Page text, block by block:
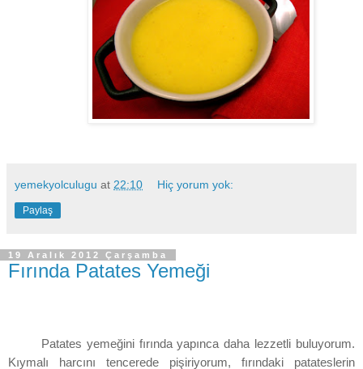
yemekyolculugu at 22:10 Hiç yorum yok:
Paylaş
19 Aralık 2012 Çarşamba
Fırında Patates Yemeği
Patates yemeğini fırında yapınca daha lezzetli buluyorum.
Kıymalı harcını tencerede pişiriyorum, fırındaki patateslerin